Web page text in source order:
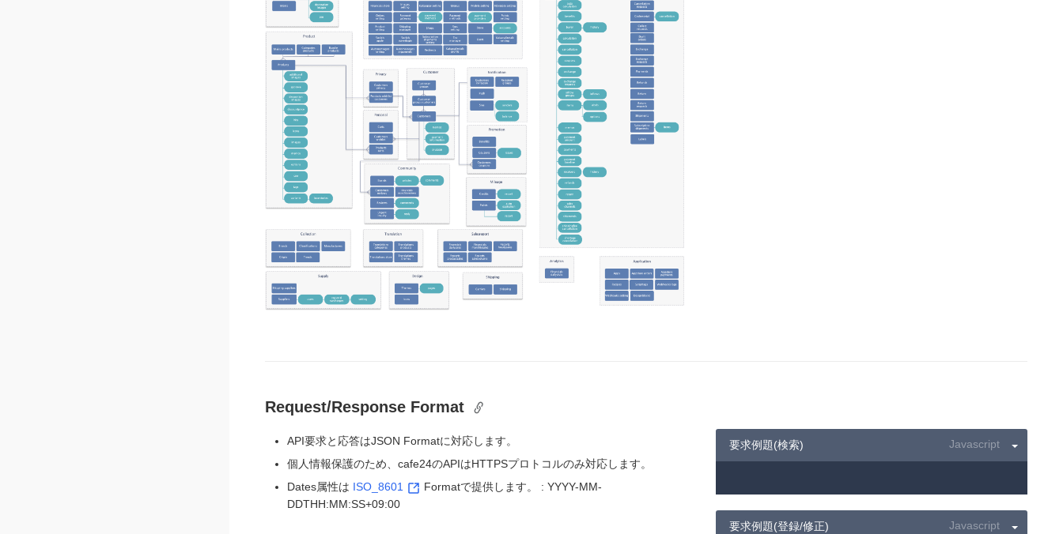
Request/Response Format
API要求と応答はJSON Formatに対応します。
個人情報保護のため、cafe24のAPIはHTTPSプロトコルのみ対応します。
Dates属性は ISO_8601
Formatで提供します。 : YYYY-MM-
DDTHH:MM:SS+09:00
要求例題(検索)
要求例題(登録/修正)